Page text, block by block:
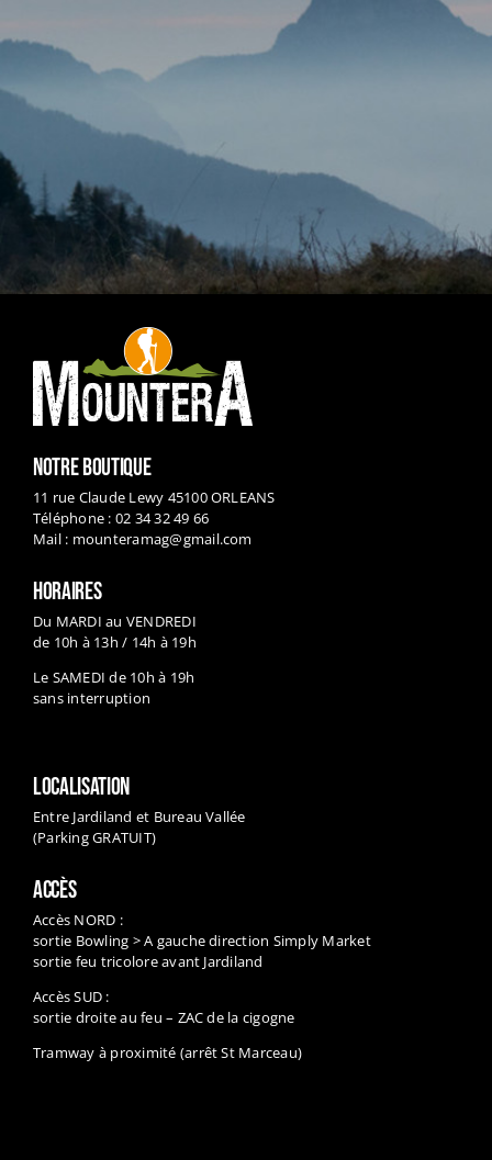
NOTRE BOUTIQUE
11 rue Claude Lewy 45100 ORLEANS
Téléphone : 02 34 32 49 66
Mail : mounteramag@gmail.com
HORAIRES
Du MARDI au VENDREDI
de 10h à 13h / 14h à 19h
Le SAMEDI de 10h à 19h
sans interruption
LOCALISATION
Entre Jardiland et Bureau Vallée
(Parking GRATUIT)
ACCÈS
Accès NORD :
sortie Bowling > A gauche direction Simply Market
sortie feu tricolore avant Jardiland
Accès SUD :
sortie droite au feu – ZAC de la cigogne
Tramway à proximité (arrêt St Marceau)